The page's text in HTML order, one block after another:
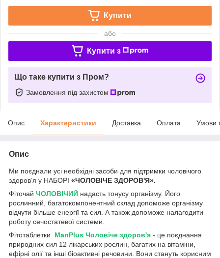
Купити
або
Купити з
Що таке купити з Пром?
Замовлення під захистом
Опис Характеристики Доставка Оплата Умови
Опис
Ми поєднали усі необхідні засоби для підтримки чоловічого
здоров’я у НАБОРІ «ЧОЛОВІЧЕ ЗДОРОВ'Я».
Фіточай ЧОЛОВІЧИЙ надасть тонусу організму. Його
рослинний, багатокомпонентний склад допоможе організму
відчути більше енергії та сил. А також допоможе налагодити
роботу сечостатевої системи.
Фітотаблетки ManPlus Чоловіче здоров'я - це поєднання
природних сил 12 лікарських рослин, багатих на вітаміни,
ефірні олії та інші біоактивні речовини. Вони стануть корисним